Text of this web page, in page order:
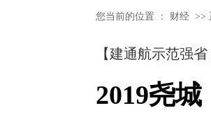
您当前的位置 ： 财经 >>
【建通航示范强
2019尧